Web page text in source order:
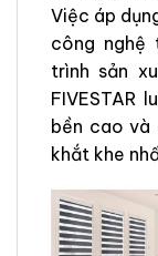
Việc áp
công nghệ
trình sản
FIVESTAR
bền cao và
khắt khe